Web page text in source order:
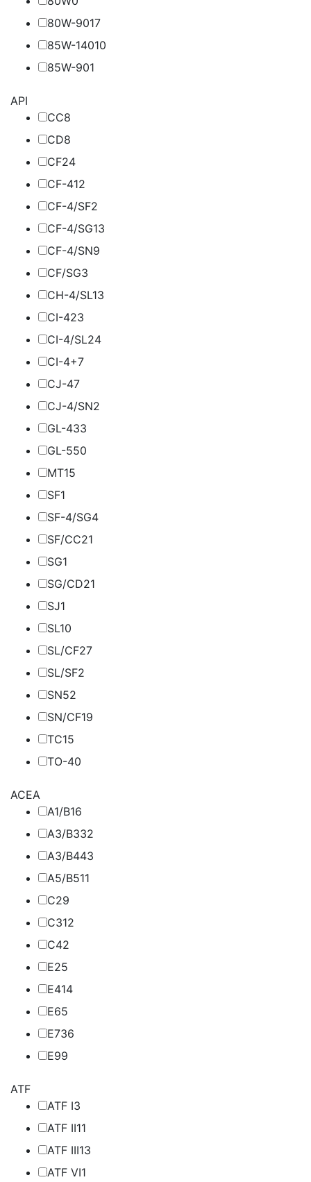
80W-9017
85W-14010
85W-901
API
CC8
CD8
CF24
CF-412
CF-4/SF2
CF-4/SG13
CF-4/SN9
CF/SG3
CH-4/SL13
CI-423
CI-4/SL24
CI-4+7
CJ-47
CJ-4/SN2
GL-433
GL-550
MT15
SF1
SF-4/SG4
SF/CC21
SG1
SG/CD21
SJ1
SL10
SL/CF27
SL/SF2
SN52
SN/CF19
TC15
TO-40
ACEA
A1/B16
A3/B332
A3/B443
A5/B511
C29
C312
C42
E25
E414
E65
E736
E99
ATF
ATF I3
ATF II11
ATF III13
ATF VI1